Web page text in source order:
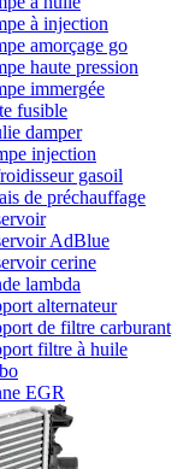
à injection
amorçage go
haute pression
immergée
fusible
damper
injection
gasoil
de préchauffage
AdBlue
cerine
lambda
alternateur
de filtre carburant
filtre à huile
EGR